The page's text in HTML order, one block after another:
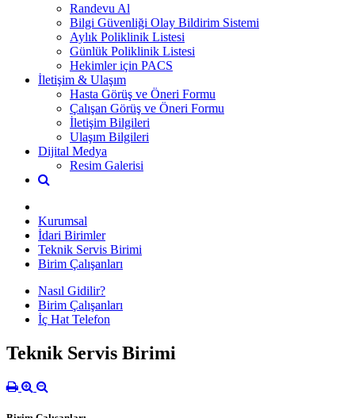
Randevu Al
Bilgi Güvenliği Olay Bildirim Sistemi
Aylık Poliklinik Listesi
Günlük Poliklinik Listesi
Hekimler için PACS
İletişim & Ulaşım
Hasta Görüş ve Öneri Formu
Çalışan Görüş ve Öneri Formu
İletişim Bilgileri
Ulaşım Bilgileri
Dijital Medya
Resim Galerisi
Kurumsal
İdari Birimler
Teknik Servis Birimi
Birim Çalışanları
Nasıl Gidilir?
Birim Çalışanları
İç Hat Telefon
Teknik Servis Birimi